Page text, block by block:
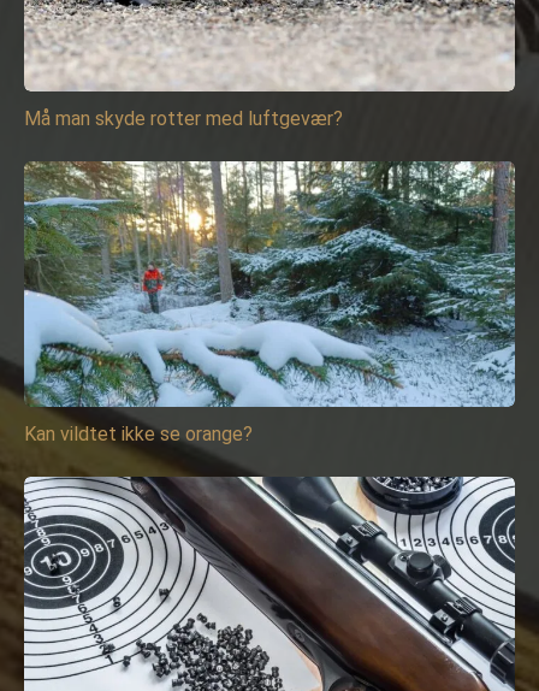
Må man skyde rotter med luftgevær?
Kan vildtet ikke se orange?